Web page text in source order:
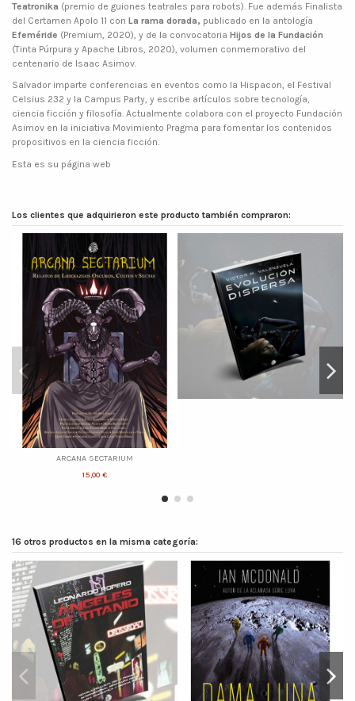
Teatronika (premio de guiones teatrales para robots). Fue además Finalista
del Certamen Apolo 11 con La rama dorada, publicado en la antología
Efeméride (Premium, 2020), y de la convocatoria Hijos de la Fundación
(Tinta Púrpura y Apache Libros, 2020), volumen conmemorativo del
centenario de Isaac Asimov.
Salvador imparte conferencias en eventos como la Hispacon, el Festival
Celsius 232 y la Campus Party, y escribe artículos sobre tecnología,
ciencia ficción y filosofía. Actualmente colabora con el proyecto Fundación
Asimov en la iniciativa Movimiento Pragma para fomentar los contenidos
propositivos en la ciencia ficción.
Esta es su página web
Los clientes que adquirieron este producto también compraron:
ARCANA SECTARIUM
15,00 €
16 otros productos en la misma categoría: